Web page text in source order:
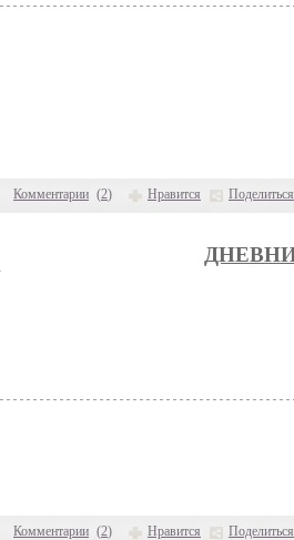
Комментарии (2) Нравится Поделиться
Комментарии (2) Нравится Поделиться